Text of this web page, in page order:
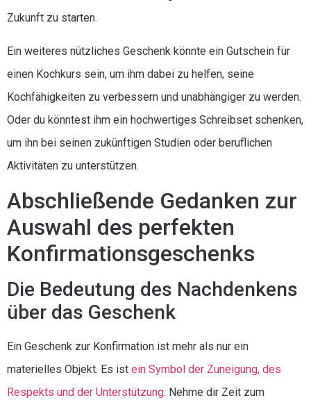
Zukunft zu starten.
Ein weiteres nützliches Geschenk könnte ein Gutschein für
einen Kochkurs sein, um ihm dabei zu helfen, seine
Kochfähigkeiten zu verbessern und unabhängiger zu werden.
Oder du könntest ihm ein hochwertiges Schreibset schenken,
um ihn bei seinen zukünftigen Studien oder beruflichen
Aktivitäten zu unterstützen.
Abschließende Gedanken zur
Auswahl des perfekten
Konfirmationsgeschenks
Die Bedeutung des Nachdenkens
über das Geschenk
Ein Geschenk zur Konfirmation ist mehr als nur ein
materielles Objekt. Es ist ein Symbol der Zuneigung, des
Respekts und der Unterstützung. Nehme dir Zeit zum